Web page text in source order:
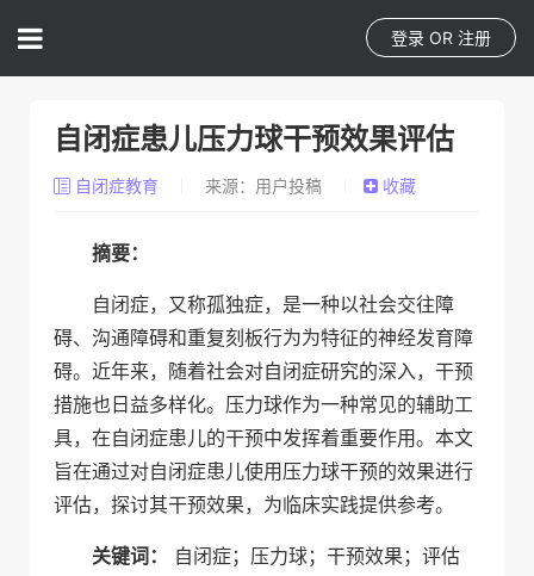
登录 OR 注册
自闭症患儿压力球干预效果评估
自闭症教育 来源：用户投稿 收藏
摘要：
自闭症，又称孤独症，是一种以社会交往障
碍、沟通障碍和重复刻板行为为特征的神经发育障
碍。近年来，随着社会对自闭症研究的深入，干预
措施也日益多样化。压力球作为一种常见的辅助工
具，在自闭症患儿的干预中发挥着重要作用。本文
旨在通过对自闭症患儿使用压力球干预的效果进行
评估，探讨其干预效果，为临床实践提供参考。
关键词： 自闭症；压力球；干预效果；评估